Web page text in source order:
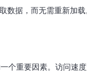
数据，而无需重新加载
个重要因素。访问速